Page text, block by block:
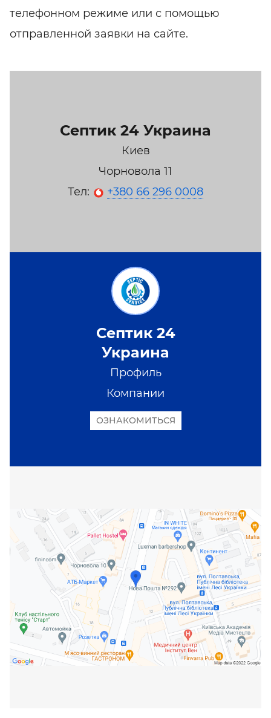
телефонном режиме или с помощью
отправленной заявки на сайте.
Септик 24 Украина
Киев
Чорновола 11
Тел:
+380 66 296 0008
Септик 24
Украина
Профиль
Компании
ОЗНАКОМИТЬСЯ